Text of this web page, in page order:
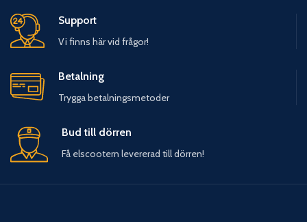
Support
Vi finns här vid frågor!
Betalning
Trygga betalningsmetoder
Bud till dörren
Få elscootern levererad till dörren!